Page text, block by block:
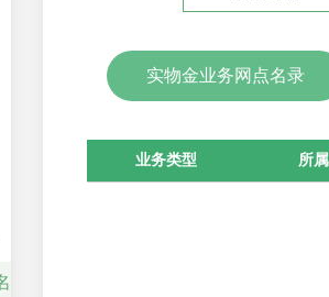
实物金业务网点名录
业务类型 所